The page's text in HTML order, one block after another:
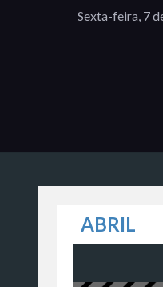
Sexta-feira, 7
ABRIL